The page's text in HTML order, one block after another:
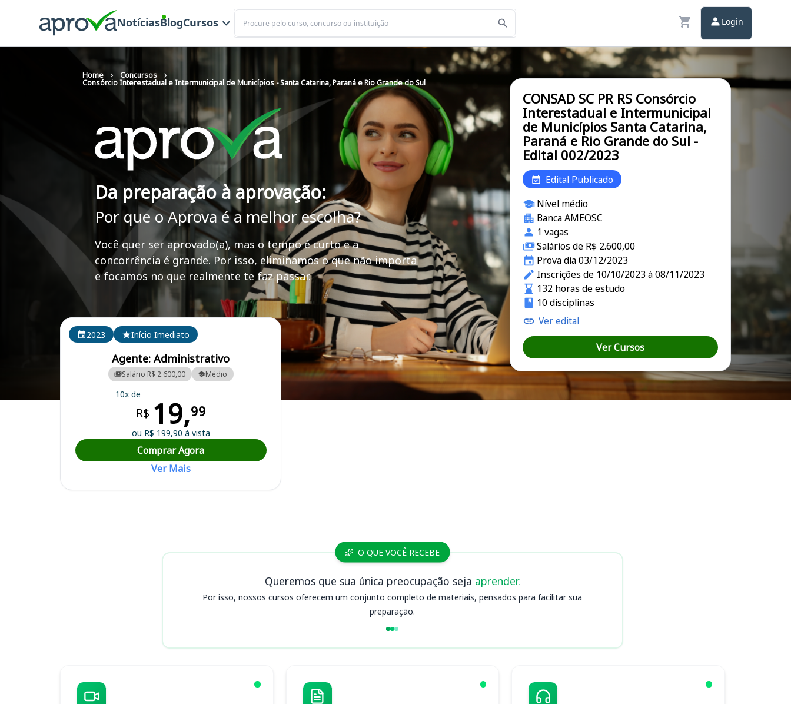
NotíciasBlogCursos
Buscar
Login
Home Concursos
Consórcio Interestadual e Intermunicipal de Municípios - Santa Catarina, Paraná e Rio Grande do Sul
Da preparação à aprovação:
Por que o Aprova é a melhor escolha?
Você quer ser aprovado(a), mas o tempo é curto e a
concorrência é grande. Por isso, eliminamos o que não importa
e focamos no que realmente te faz passar.
Curso Preparatório para o Concurso CONSAD SC PR RS - Consórcio Interestadual e Intermunicipal de Municípios - Santa Catarina, Paraná e Rio Grande do Sul
Cursos em destaque para passar no concurso CONSAD SC PR RS
2023
Início Imediato
Agente: Administrativo
Salário R$ 2.600,00 Médio
10x de
R$ 19,99
ou R$ 199,90 à vista
Comprar Agora
Ver Mais
CONSAD SC PR RS Consórcio
Interestadual e Intermunicipal
de Municípios Santa Catarina,
Paraná e Rio Grande do Sul -
Edital 002/2023
Edital Publicado
Nível médio
Banca AMEOSC
1 vagas
Salários de R$ 2.600,00
Prova dia 03/12/2023
Inscrições de 10/10/2023 à 08/11/2023
132 horas de estudo
10 disciplinas
Ver edital
Ver Cursos
Cursos CONSAD SC PR RS O QUE VOCÊ RECEBE
Queremos que sua única preocupação seja aprender.
Por isso, nossos cursos oferecem um conjunto completo de materiais, pensados para facilitar sua
preparação.